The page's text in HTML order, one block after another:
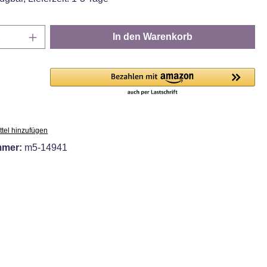
Anzahl: Gib den gewünschten Wert ein
In den Warenkorb
hinzufügen
m5-14941